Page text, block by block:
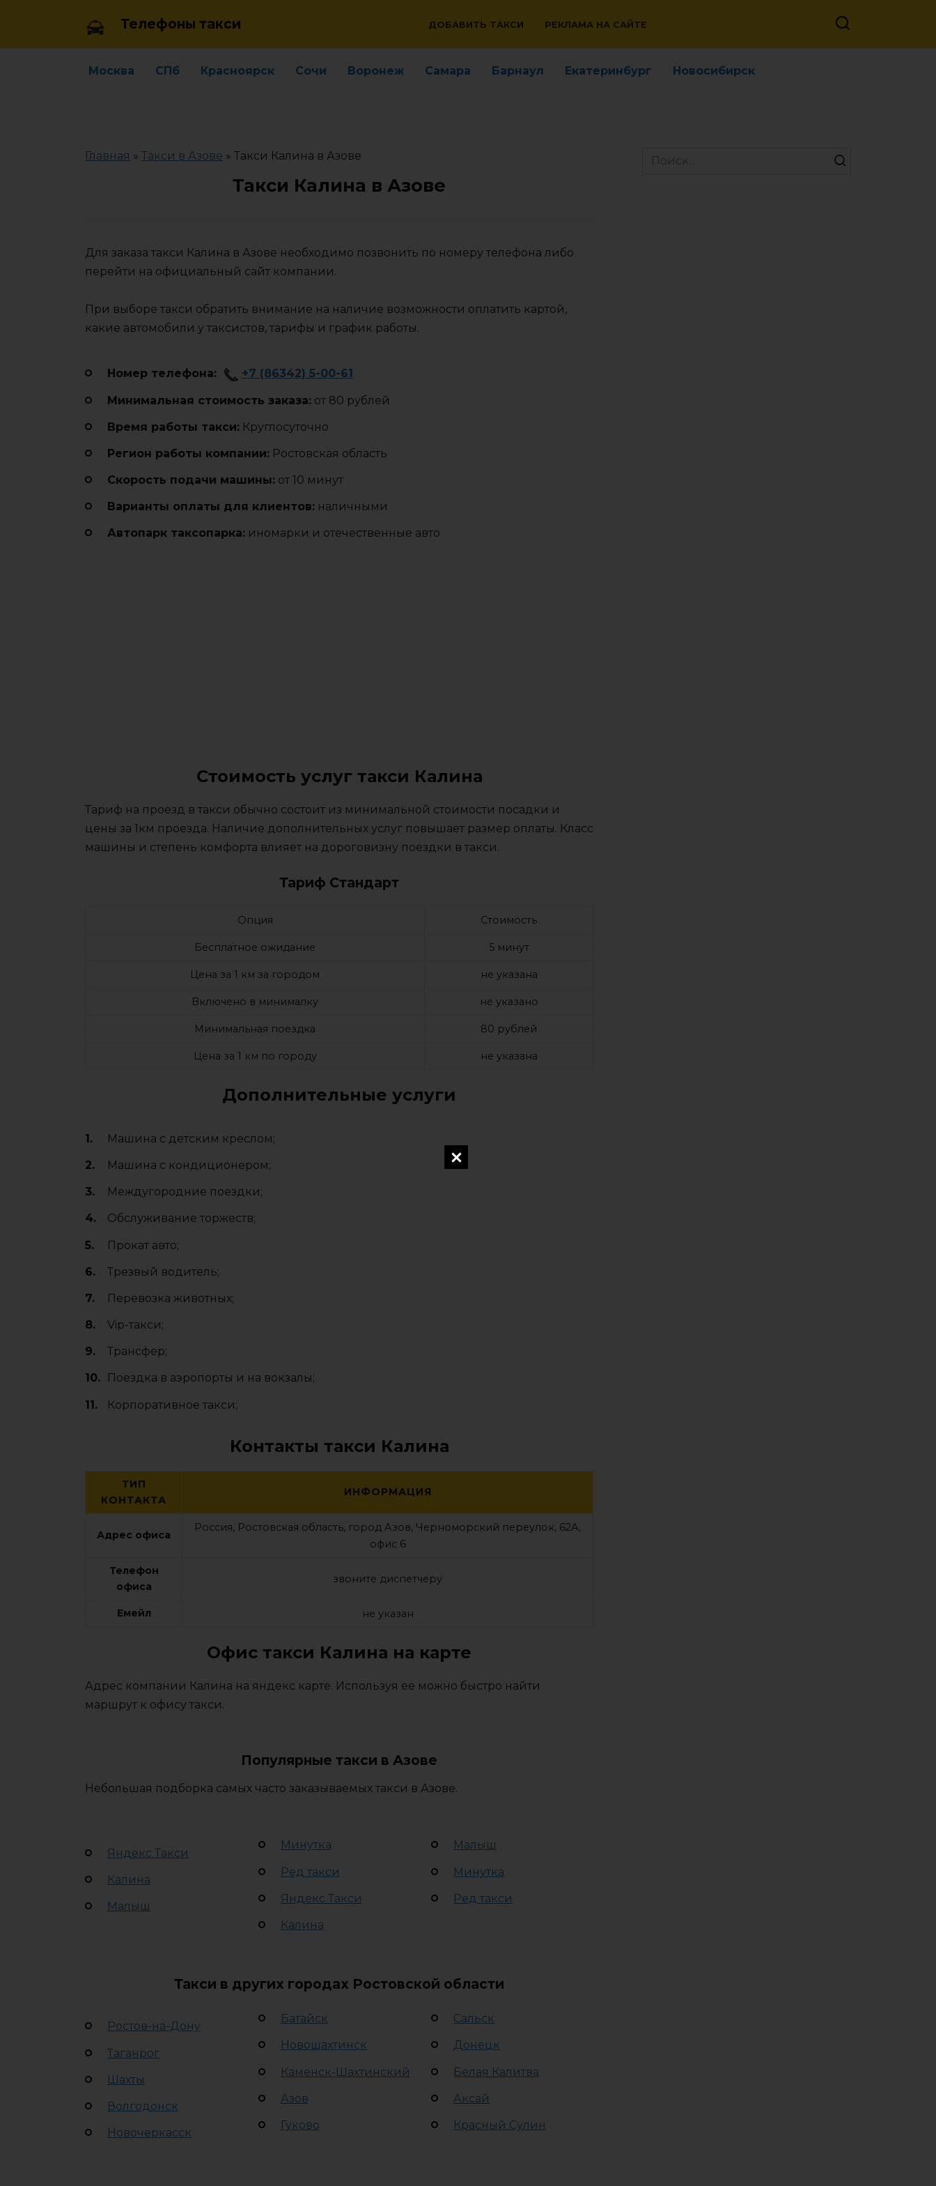
Телефоны такси ДОБАВИТЬ ТАКСИ РЕКЛАМА НА САЙТЕ
Москва СПб Красноярск Сочи Воронеж Самара Барнаул Екатеринбург Новосибирск
Главная » Такси в Азове » Такси Калина в Азове
Такси Калина в Азове
Для заказа такси Калина в Азове необходимо позвонить по номеру телефона либо
перейти на официальный сайт компании.
При выборе такси обратить внимание на наличие возможности оплатить картой,
какие автомобили у таксистов, тарифы и график работы.
Номер телефона: +7 (86342) 5-00-61
Минимальная стоимость заказа: от 80 рублей
Время работы такси: Круглосуточно
Регион работы компании: Ростовская область
Cкорость подачи машины: от 10 минут
Варианты оплаты для клиентов: наличными
Автопарк таксопарка: иномарки и отечественные авто
Стоимость услуг такси Калина
Тариф на проезд в такси обычно состоит из минимальной стоимости посадки и
цены за 1км проезда. Наличие дополнительных услуг повышает размер оплаты. Класс
машины и степень комфорта влияет на дороговизну поездки в такси.
Тариф Стандарт
Опция Стоимость
Бесплатное ожидание 5 минут
Цена за 1 км за городом не указана
Включено в минималку не указано
Минимальная поездка 80 рублей
Цена за 1 км по городу не указана
Дополнительные услуги
Машина с детским креслом;
Машина с кондиционером;
Междугородние поездки;
Обслуживание торжеств;
Прокат авто;
Трезвый водитель;
Перевозка животных;
Vip-такси;
Трансфер;
Поездка в аэропорты и на вокзалы;
Корпоративное такси;
Контакты такси Калина
ТИП
КОНТАКТА
ИНФОРМАЦИЯ
Адрес офиса
Россия, Ростовская область, город Азов, Черноморский переулок, 62А,
офис 6
Телефон
офиса
звоните диспетчеру
Емейл не указан
Офис такси Калина на карте
Адрес компании Калина на яндекс карте. Используя ее можно быстро найти
маршрут к офису такси.
Популярные такси в Азове
Небольшая подборка самых часто заказываемых такси в Азове.
Яндекс Такси
Калина
Малыш
Минутка
Ред такси
Яндекс Такси
Калина
Малыш
Минутка
Ред такси
Такси в других городах Ростовской области
Ростов-на-Дону
Таганрог
Шахты
Волгодонск
Новочеркасск
Батайск
Новошахтинск
Каменск-Шахтинский
Азов
Гуково
Сальск
Донецк
Белая Калитва
Аксай
Красный Сулин
Search